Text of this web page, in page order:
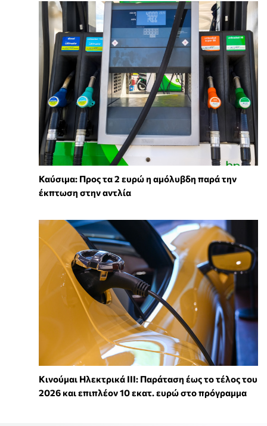
Καύσιμα: Προς τα 2 ευρώ η αμόλυβδη παρά την
έκπτωση στην αντλία
Κινούμαι Ηλεκτρικά ΙΙΙ: Παράταση έως το τέλος του
2026 και επιπλέον 10 εκατ. ευρώ στο πρόγραμμα